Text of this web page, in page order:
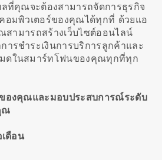
ลที่คุณจะต้องสามารถจัดการธุรกิจ
อมพิวเตอร์ของคุณได้ทุกที่ ด้วยแอ
สามารถสร้างเว็บไซต์ออนไลน์
รชำระเงินการบริการลูกค้าและ
ดในสมาร์ทโฟนของคุณทุกที่ทุก
องคุณและมอบประสบการณ์ระดับ
ณ
ดือน